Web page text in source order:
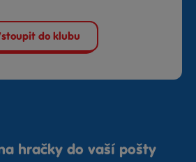
do klubu
hračky do vaší pošty